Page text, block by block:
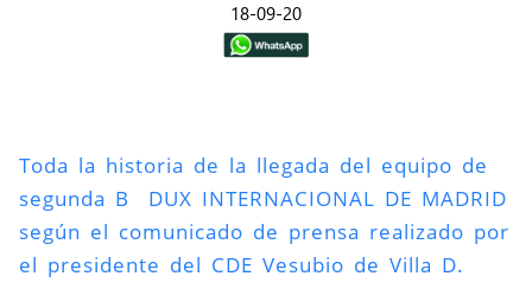
18-09-20
Toda la historia de la llegada del equipo de
segunda B DUX INTERNACIONAL DE MADRID
según el comunicado de prensa realizado por
el presidente del CDE Vesubio de Villa D.